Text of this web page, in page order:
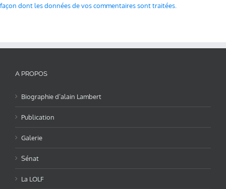
façon dont les données de vos commentaires sont traitées
A PROPOS
Biographie d’alain Lambert
Publication
Galerie
Sénat
La LOLF